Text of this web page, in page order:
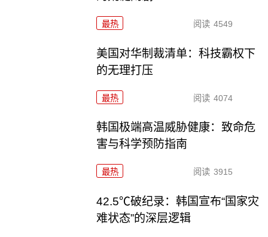
最热 阅读 4549
美国对华制裁清单：科技霸权下
的无理打压
最热 阅读 4074
韩国极端高温威胁健康：致命危
害与科学预防指南
最热 阅读 3915
42.5℃破纪录：韩国宣布“国家灾
难状态”的深层逻辑